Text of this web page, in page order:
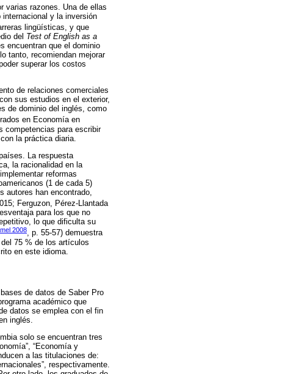
varias razones. Una de ellas
y la inversión
lingüísticas, y que
del Test of English as a
encuentran que el dominio
tanto, recomiendan mejorar
superar los costos
de relaciones comerciales
sus estudios en el exterior,
de dominio del inglés, como
en Economía en
competencias para escribir
la práctica diaria.
La respuesta
la racionalidad en la
reformas
(1 de cada 5)
autores han encontrado,
Ferguzon, Pérez-Llantada
para los que no
lo que dificulta su
2008, p. 55-57) demuestra
75 % de los artículos
en este idioma.
de datos de Saber Pro
académico que
datos se emplea con el fin
inglés.
solo se encuentran tres
“Economía y
a las titulaciones de:
respectivamente.